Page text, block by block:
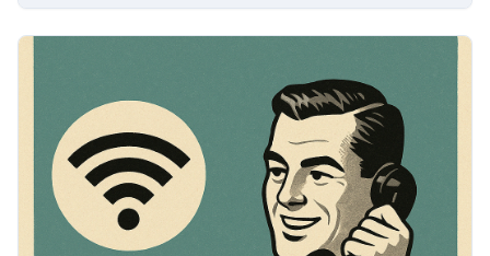
Bekijk Bereikbare en verbonden operatie